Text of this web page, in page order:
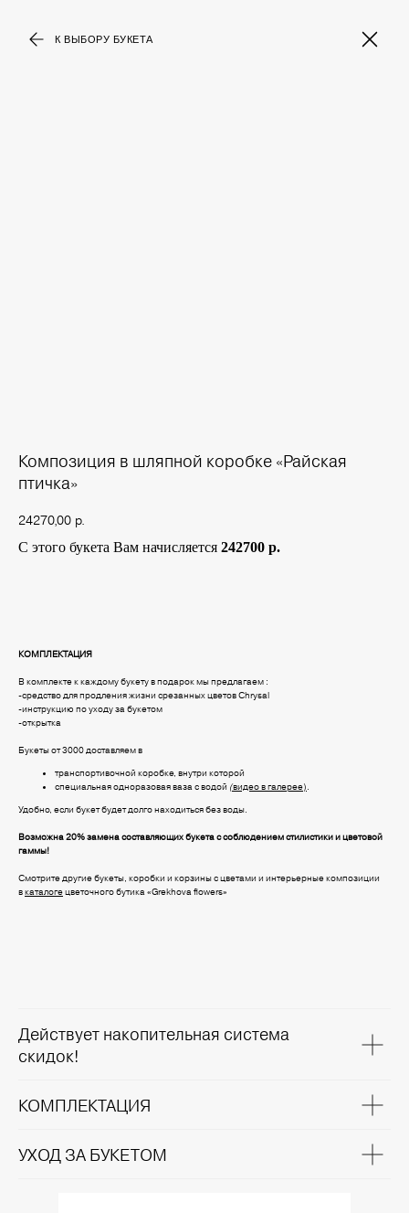
К ВЫБОРУ БУКЕТА
Композиция в шляпной коробке «Райская
птичка»
24270,00 р.
С этого букета Вам начисляется 242700 р.
КОМПЛЕКТАЦИЯ
В комплекте к каждому букету в подарок мы предлагаем :
-средство для продления жизни срезанных цветов Chrysal
-инструкцию по уходу за букетом
-открытка
Букеты от 3000 доставляем в
транспортивочной коробке, внутри которой
специальная одноразовая ваза с водой (видео в галерее).
Удобно, если букет будет долго находиться без воды.
Возможна 20% замена составляющих букета с соблюдением стилистики и цветовой
гаммы!
Смотрите другие букеты, коробки и корзины с цветами и интерьерные композиции
вкаталогецветочного бутика «Grekhova flowers»
Действует накопительная система
скидок!
КОМПЛЕКТАЦИЯ
УХОД ЗА БУКЕТОМ